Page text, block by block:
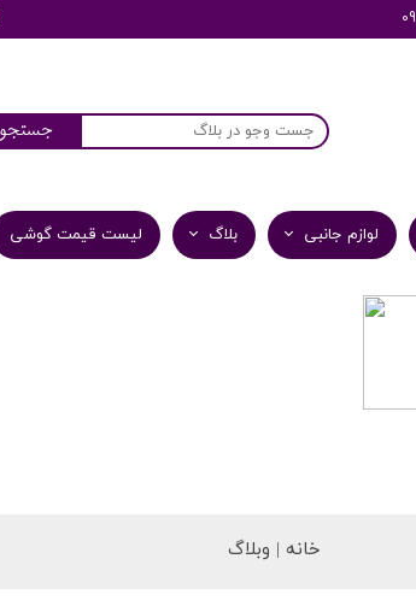
لوازم جانبی بلاگ لیست قیمت گوشی
جستجو
خانه | وبلاگ